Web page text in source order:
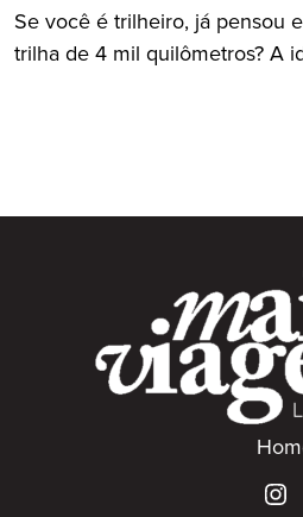
Se você é trilheiro, já pensou
trilha de 4 mil quilômetros? A